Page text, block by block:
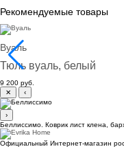
Рекомендуемые товары
Вуаль
Тюль вуаль, белый
9 200 руб.
✕
‹
›
Беллиссимо. Коврик лист клена,
Официальный Интернет-магазин